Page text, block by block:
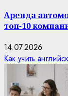
Аренда
топ-10
14.07.2026
Как учить